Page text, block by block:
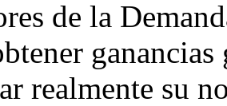
de la
realmente su